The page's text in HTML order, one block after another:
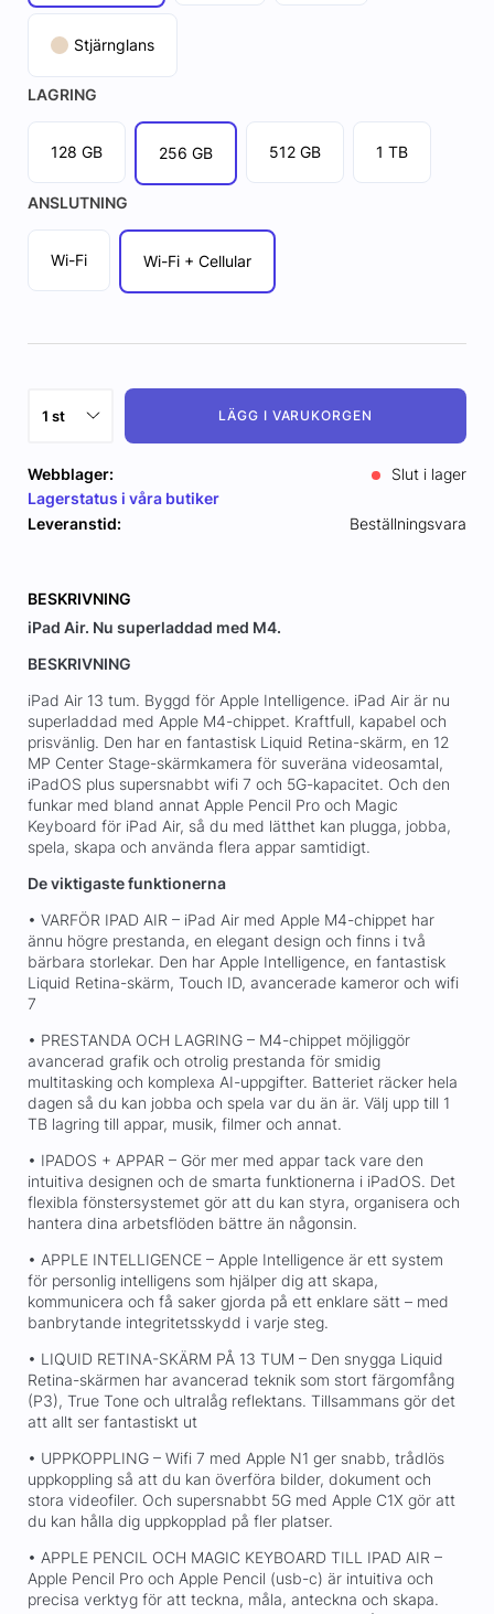
Stjärnglans
LAGRING
128 GB 256 GB 512 GB 1 TB
ANSLUTNING
Wi-Fi Wi-Fi + Cellular
LÄGG I VARUKORGEN
Webblager:
Slut i lager
Lagerstatus i våra butiker
Leveranstid:
Beställningsvara
BESKRIVNING
iPad Air. Nu superladdad med M4.
BESKRIVNING
iPad Air 13 tum. Byggd för Apple Intelligence. iPad Air är nu
superladdad med Apple M4-chippet. Kraftfull, kapabel och
prisvänlig. Den har en fantastisk Liquid Retina-skärm, en 12
MP Center Stage-skärmkamera för suveräna videosamtal,
iPadOS plus supersnabbt wifi 7 och 5G-kapacitet. Och den
funkar med bland annat Apple Pencil Pro och Magic
Keyboard för iPad Air, så du med lätthet kan plugga, jobba,
spela, skapa och använda flera appar samtidigt.
De viktigaste funktionerna
• VARFÖR IPAD AIR – iPad Air med Apple M4-chippet har
ännu högre prestanda, en elegant design och finns i två
bärbara storlekar. Den har Apple Intelligence, en fantastisk
Liquid Retina-skärm, Touch ID, avancerade kameror och wifi
7
• PRESTANDA OCH LAGRING – M4-chippet möjliggör
avancerad grafik och otrolig prestanda för smidig
multitasking och komplexa AI-uppgifter. Batteriet räcker hela
dagen så du kan jobba och spela var du än är. Välj upp till 1
TB lagring till appar, musik, filmer och annat.
• IPADOS + APPAR – Gör mer med appar tack vare den
intuitiva designen och de smarta funktionerna i iPadOS. Det
flexibla fönstersystemet gör att du kan styra, organisera och
hantera dina arbetsflöden bättre än någonsin.
• APPLE INTELLIGENCE – Apple Intelligence är ett system
för personlig intelligens som hjälper dig att skapa,
kommunicera och få saker gjorda på ett enklare sätt – med
banbrytande integritetsskydd i varje steg.
• LIQUID RETINA-SKÄRM PÅ 13 TUM – Den snygga Liquid
Retina-skärmen har avancerad teknik som stort färgomfång
(P3), True Tone och ultralåg reflektans. Tillsammans gör det
att allt ser fantastiskt ut
• UPPKOPPLING – Wifi 7 med Apple N1 ger snabb, trådlös
uppkoppling så att du kan överföra bilder, dokument och
stora videofiler. Och supersnabbt 5G med Apple C1X gör att
du kan hålla dig uppkopplad på fler platser.
• APPLE PENCIL OCH MAGIC KEYBOARD TILL IPAD AIR –
Apple Pencil Pro och Apple Pencil (usb-c) är intuitiva och
precisa verktyg för att teckna, måla, anteckna och skapa.